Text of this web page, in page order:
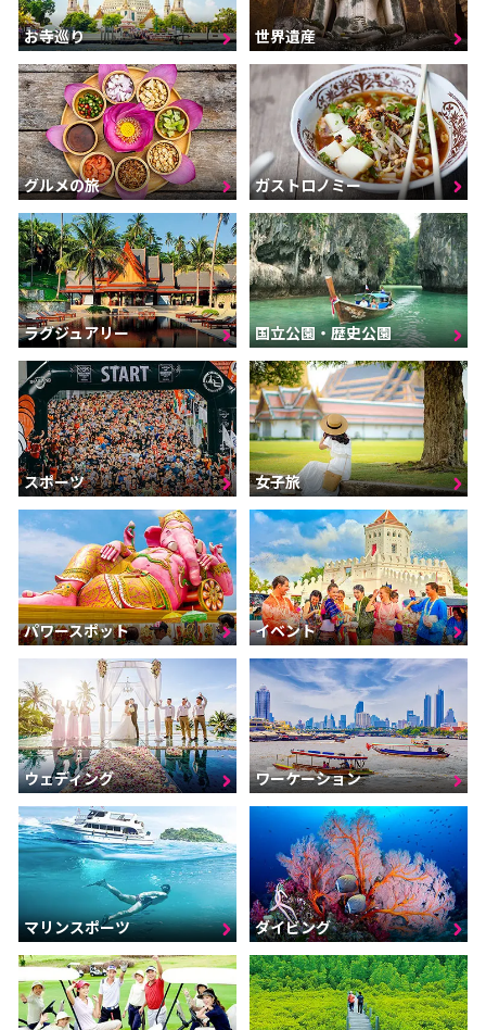
お寺巡り 世界遺産
グルメの旅 ガストロノミー
ラグジュアリー 国立公園・歴史公園
スポーツ 女子旅
パワースポット イベント
ウェディング ワーケーション
マリンスポーツ ダイビング